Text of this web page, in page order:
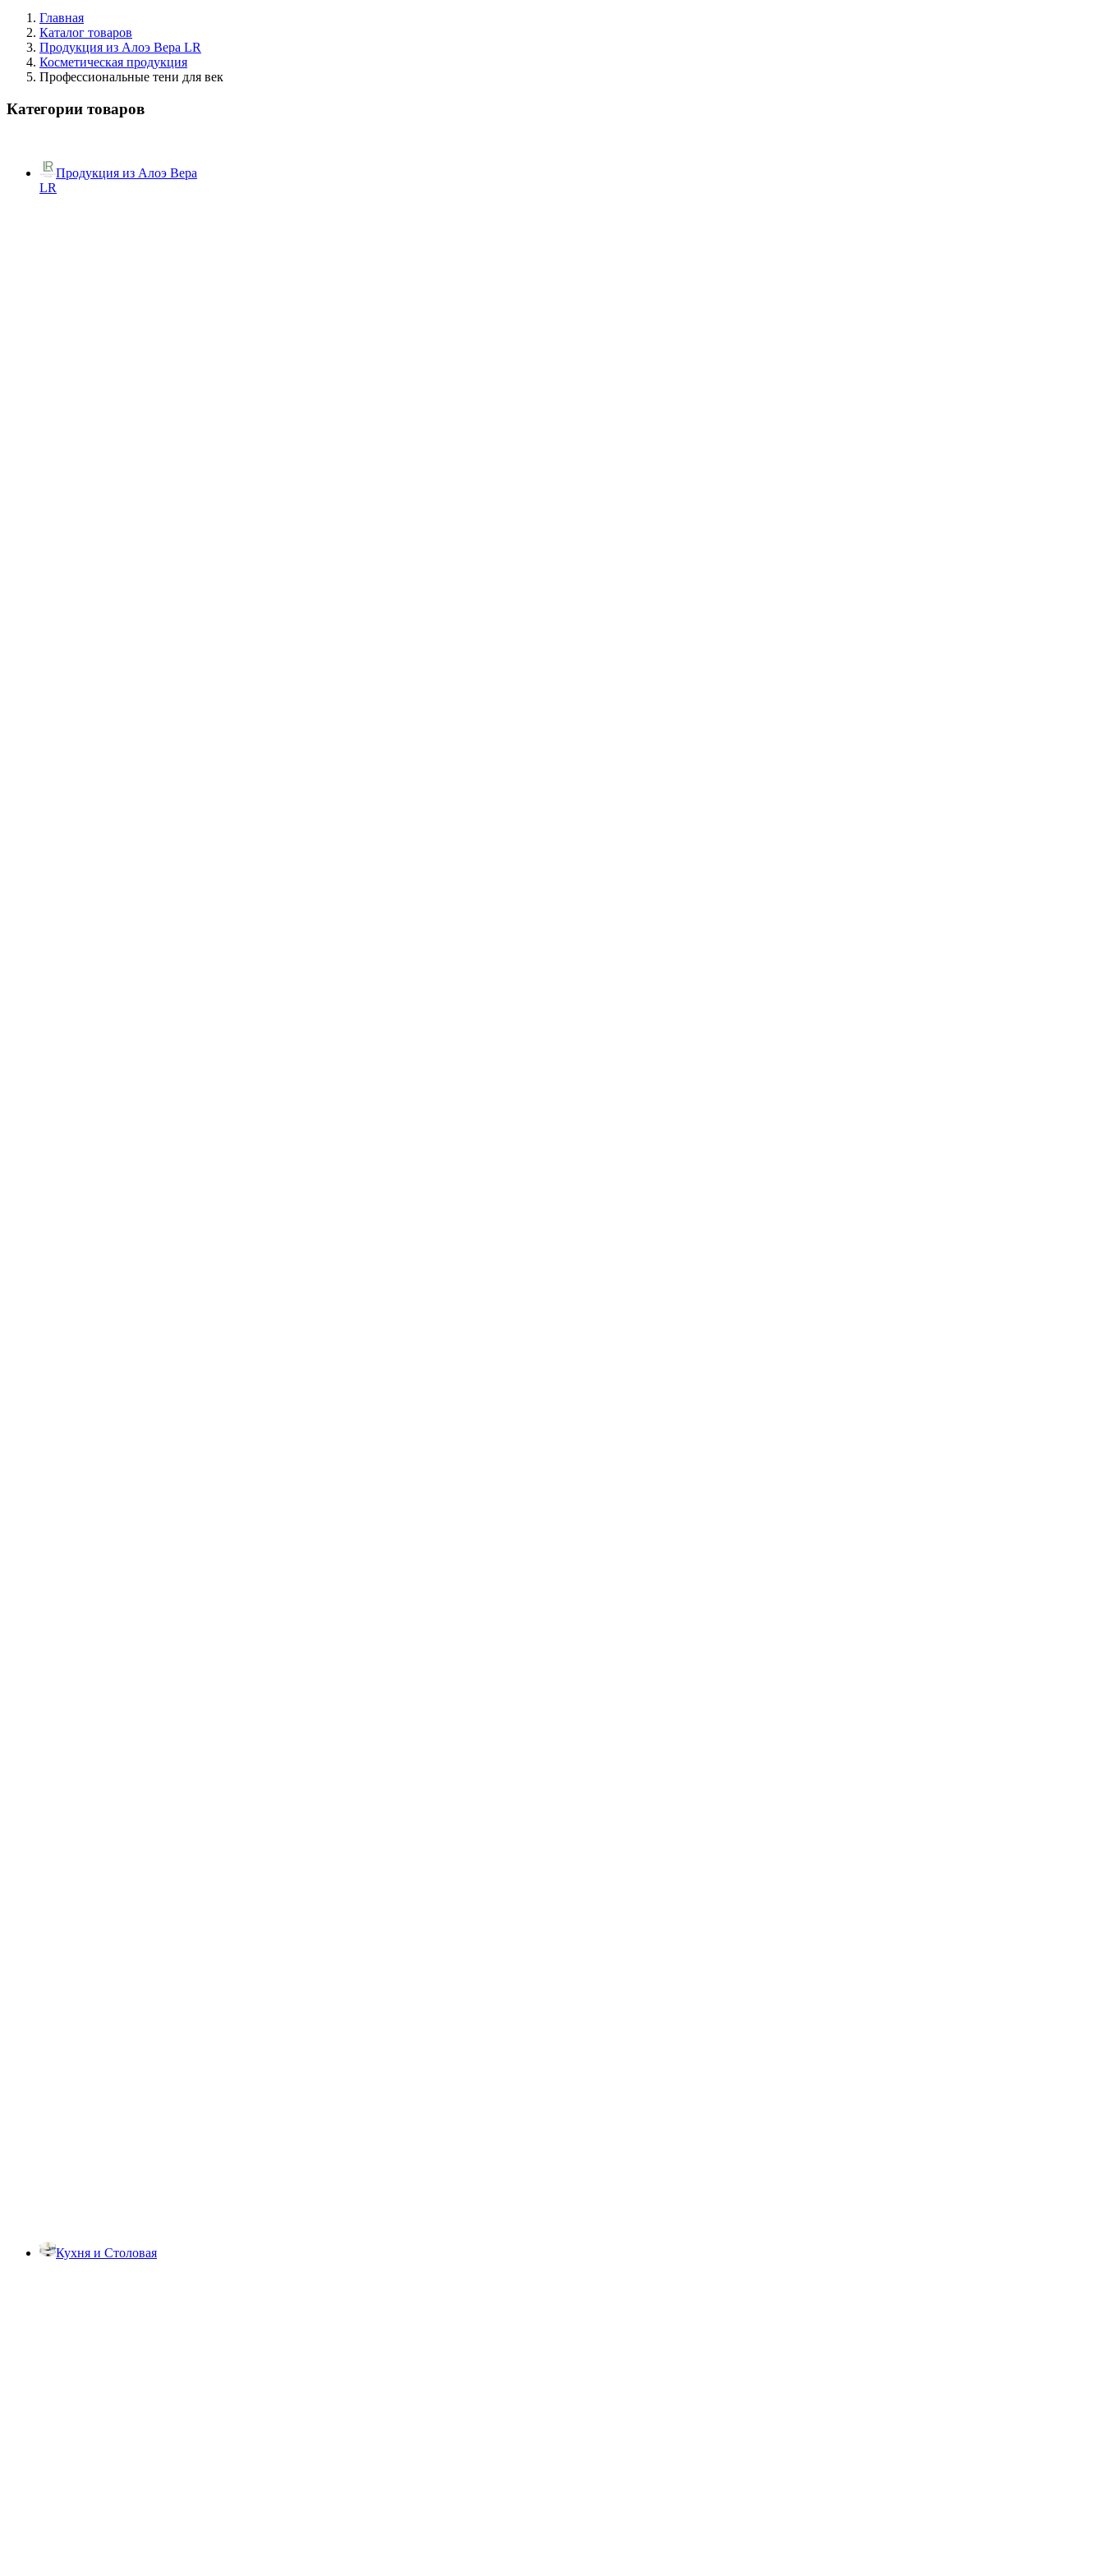
Главная
Каталог товаров
Продукция из Алоэ Вера LR
Косметическая продукция
Профессиональные тени для век
Категории товаров
Продукция из Алоэ Вера
LR
Кухня и Столовая